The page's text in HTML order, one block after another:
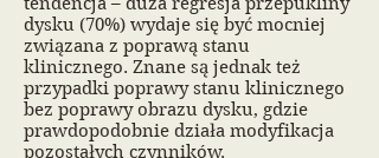
dysku (70%) wydaje się być mocniej
związana z poprawą stanu
klinicznego. Znane są jednak też
przypadki poprawy stanu klinicznego
bez poprawy obrazu dysku, gdzie
prawdopodobnie działa modyfikacja
pozostałych czynników.